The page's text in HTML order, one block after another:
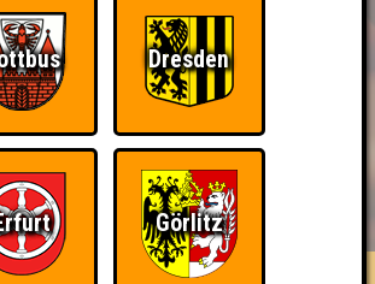
RESERVIERUNG
FAQ ÜBER UNS
Dresden
Görlitz